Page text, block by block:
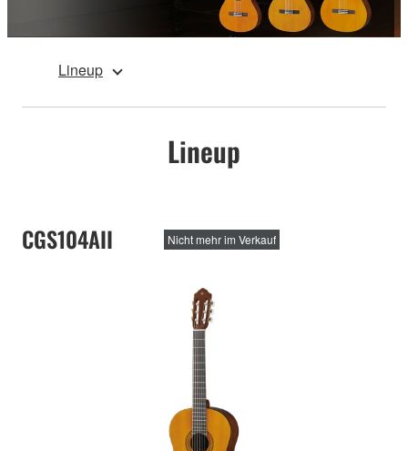
Lineup
Lineup
CGS104AII Nicht mehr im Verkauf